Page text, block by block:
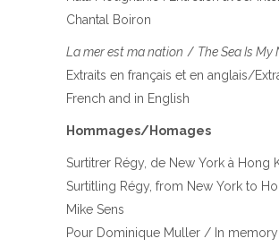
Chantal Boiron
La mer est ma nation / The Sea Is My
Extraits en français et en anglais/
French and in English
Hommages/Homages
Surtitrer Régy, de New York à Hong
Surtitling Régy, from New York to
Mike Sens
Pour Dominique Muller / In